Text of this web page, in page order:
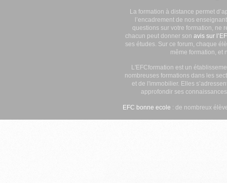
La formation à distance permet
l’encadrement de nos
questions sur votre formation, ne
chacun peut donner son avis sur
ses études. Sur ce forum, chaque
même formation, et
L'EFCformation est un
nombreuses formations dans les
et de l'immobilier. Elles
approfondir ses
EFC bonne ecole : de nombreux